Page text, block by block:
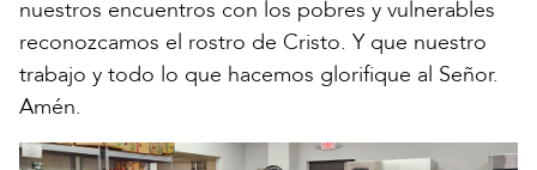
nuestros encuentros con los pobres y vulnerables
reconozcamos el rostro de Cristo. Y que nuestro
trabajo y todo lo que hacemos glorifique al Señor.
Amén.